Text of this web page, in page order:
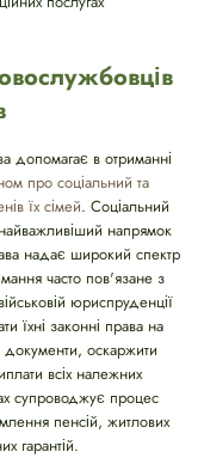
допомагає в отриманні
про соціальний та
їх сімей. Соціальний
напрямок
надає широкий спектр
часто пов'язане з
юриспруденції
їхні законні права на
документи, оскаржити
всіх належних
супроводжує процес
пенсій, житлових
гарантій.